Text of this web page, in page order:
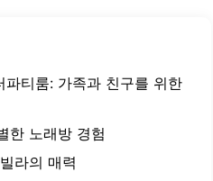
티룸: 가족과 친구를 위한
한 노래방 경험
라의 매력